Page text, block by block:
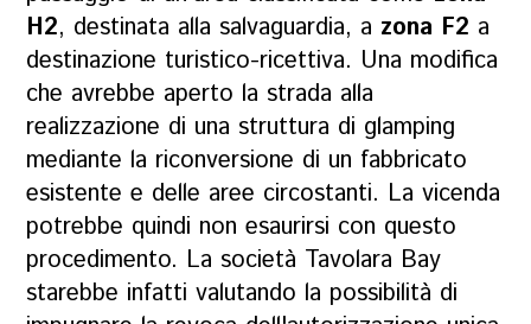
H2, destinata alla salvaguardia, a zona F2 a
destinazione turistico-ricettiva. Una modifica
che avrebbe aperto la strada alla
realizzazione di una struttura di glamping
mediante la riconversione di un fabbricato
esistente e delle aree circostanti. La vicenda
potrebbe quindi non esaurirsi con questo
procedimento. La società Tavolara Bay
starebbe infatti valutando la possibilità di